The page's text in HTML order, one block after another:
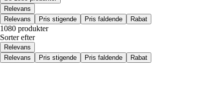
Relevans
Relevans
Pris stigende Pris faldende Rabat
1080 produkter
Sorter efter
Relevans
Relevans
Pris stigende Pris faldende Rabat